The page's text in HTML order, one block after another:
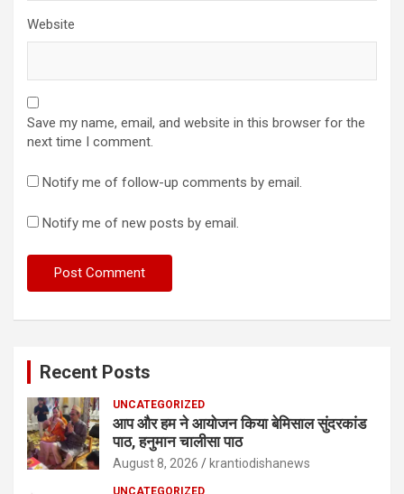
Website
Save my name, email, and website in this browser for the
next time I comment.
Notify me of follow-up comments by email.
Notify me of new posts by email.
Recent Posts
UNCATEGORIZED
आप और हम ने आयोजन किया बेमिसाल सुंदरकांड
पाठ, हनुमान चालीसा पाठ
August 8, 2026 krantiodishanews
UNCATEGORIZED